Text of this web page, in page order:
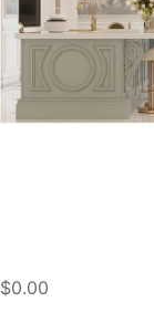
$0.00